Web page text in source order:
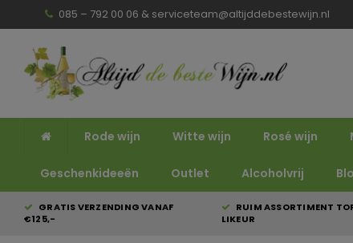
085 – 792 00 06 & serviceteam@altijddebestewijn.nl
Rode wijn Witte wijn Rosé wijn
Geschenkideeën Outlet Alcoholvrij
GRATIS VERZENDING VANAF
€125,-
RUIM ASSORTIMENT
LIKEUR